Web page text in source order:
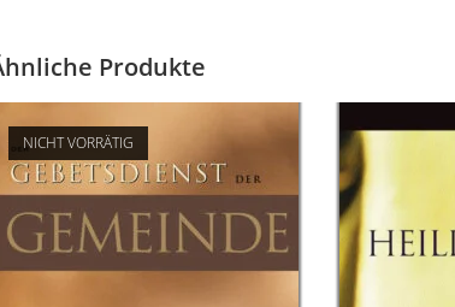
Produkte
NICHT VORRÄTIG